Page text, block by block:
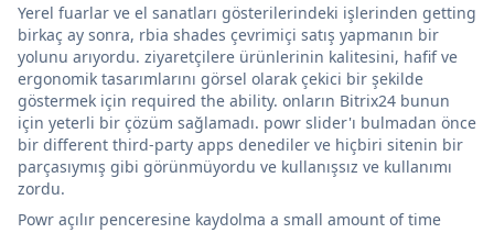
Yerel fuarlar ve el sanatları gösterilerindeki işlerinden getting
birkaç ay sonra, rbia shades çevrimiçi satış yapmanın bir
yolunu arıyordu. ziyaretçilere ürünlerinin kalitesini, hafif ve
ergonomik tasarımlarını görsel olarak çekici bir şekilde
göstermek için required the ability. onların Bitrix24 bunun
için yeterli bir çözüm sağlamadı. powr slider'ı bulmadan önce
bir different third-party apps denediler ve hiçbiri sitenin bir
parçasıymış gibi görünmüyordu ve kullanışsız ve kullanımı
zordu.
Powr açılır penceresine kaydolma a small amount of time